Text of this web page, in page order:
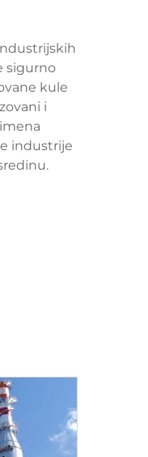
sigurno
kule
i
industrije